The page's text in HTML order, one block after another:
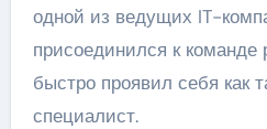
одной из ведущих IT-
присоединился к команде
быстро проявил себя как
специалист.